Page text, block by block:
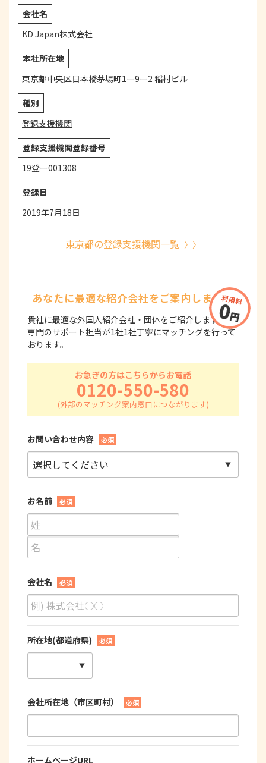
会社名
KD Japan株式会社
本社所在地
東京都中央区日本橋茅場町1ー9ー2 稲村ビル
種別
登録支援機関
登録支援機関登録番号
19登ー001308
登録日
2019年7月18日
東京都の登録支援機関一覧
あなたに最適な紹介会社をご案内します！
貴社に最適な外国人紹介会社・団体をご紹介します！
専門のサポート担当が1社1社丁寧にマッチングを行って
おります。
お急ぎの方はこちらからお電話
0120-550-580
お問い合わせ内容 必須
お名前 必須
会社名 必須
所在地(都道府県) 必須
会社所在地（市区町村） 必須
ホームページURL